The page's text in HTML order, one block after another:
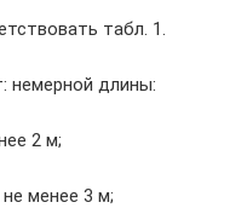
табл. 1.
немерной длины:
2 м;
менее 3 м;